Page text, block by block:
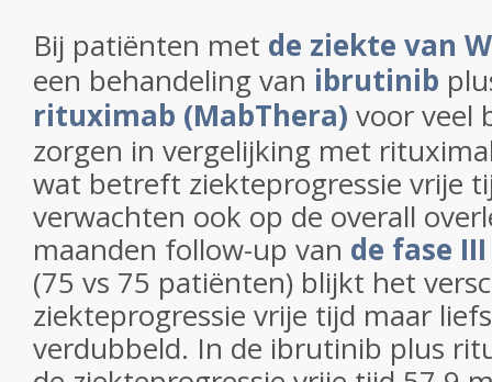
Bij patiënten met de ziekte van
een behandeling van ibrutinib
rituximab (MabThera) voor veel
zorgen in vergelijking met
wat betreft ziekteprogressie vrije
verwachten ook op de overall
maanden follow-up van de fase
(75 vs 75 patiënten) blijkt het
ziekteprogressie vrije tijd maar
verdubbeld. In de ibrutinib plus